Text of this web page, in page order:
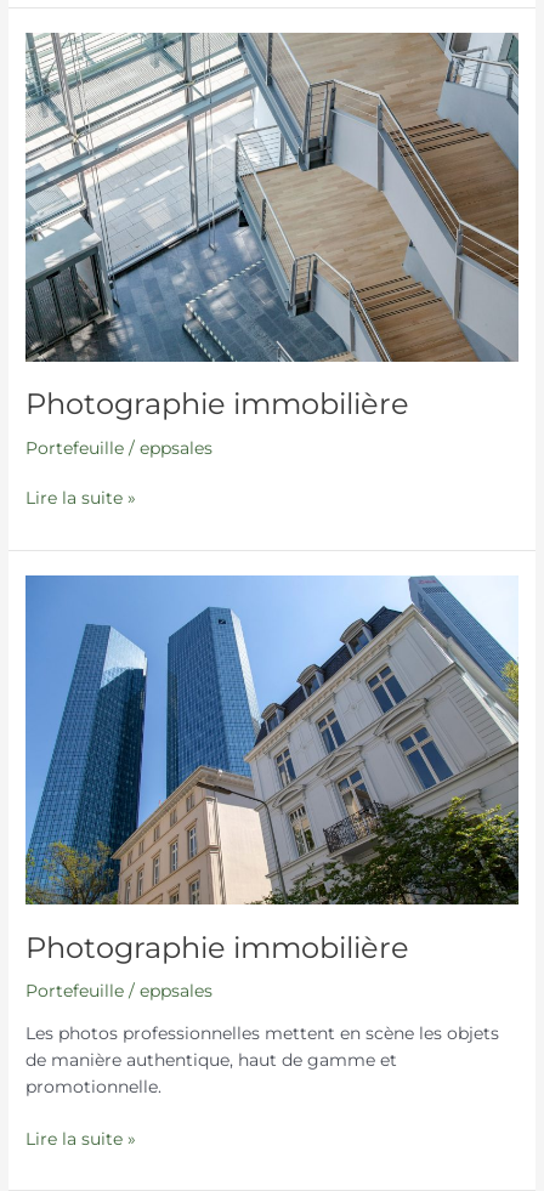
Photographie immobilière
Portefeuille /eppsales
Photographie
immobilière
Lire la suite »
Photographie immobilière
Portefeuille /eppsales
Les photos professionnelles mettent en scène les objets
de manière authentique, haut de gamme et
promotionnelle.
Lire la suite »